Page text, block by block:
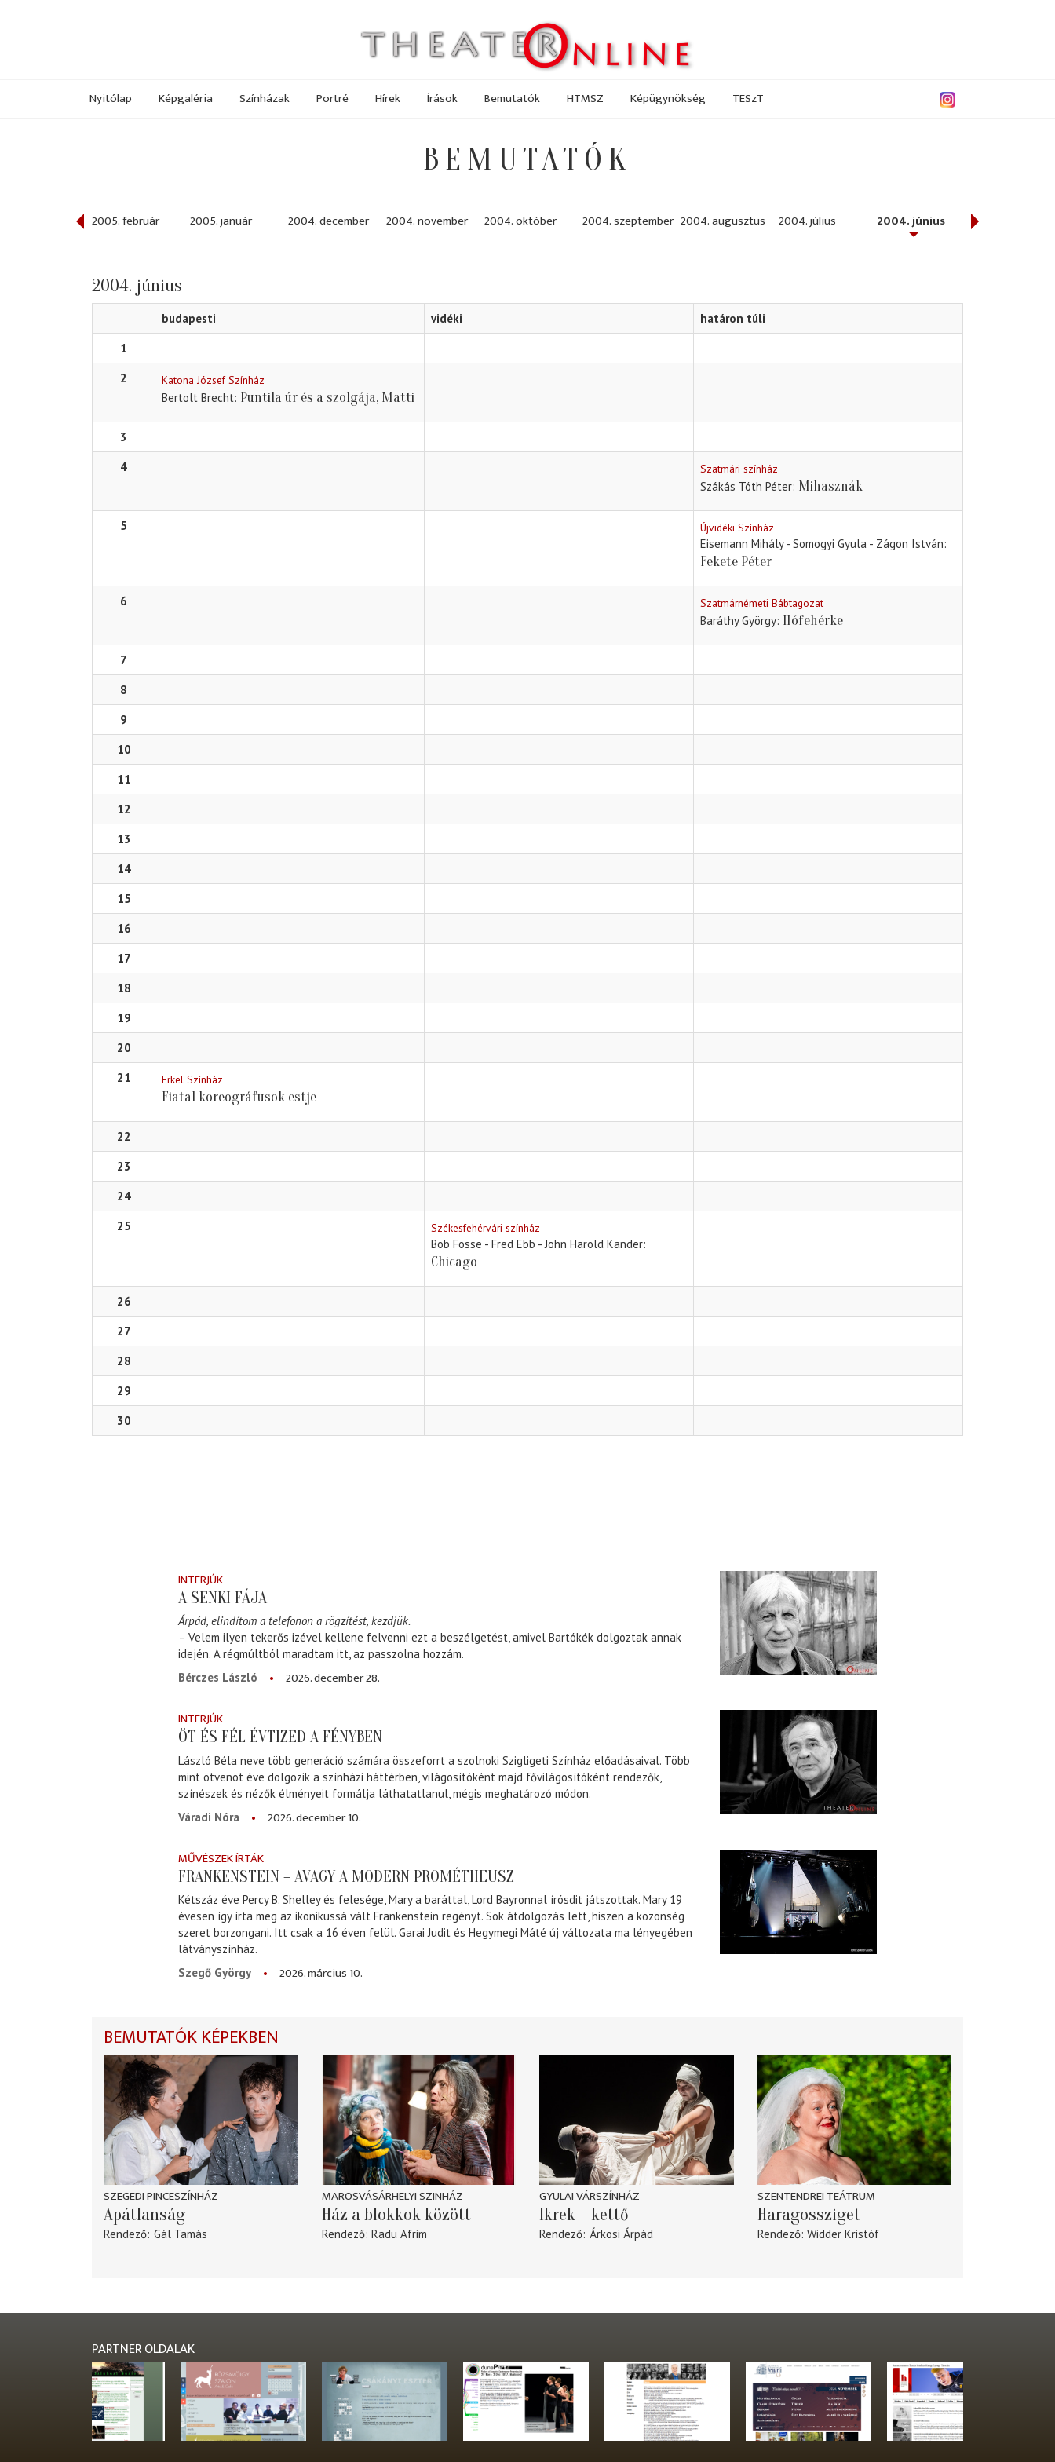
Nyitólap Képgaléria Színházak Portré Hírek Írások Bemutatók HTMSZ Képügynökség TESzT
BEMUTATÓK
2005. február 2005. január 2004. december 2004. november 2004. október 2004. szeptember 2004. augusztus 2004. július 2004. június 2004. május
2004. június
budapesti vidéki
határon túli
1
2
Katona József Színház
Bertolt Brecht Puntila úr és a szolgája, Matti
3
4
Szatmári színház
Szákás Tóth Péter Mihasznák
5 Újvidéki Színház
Eisemann Mihály - Somogyi Gyula - Zágon István
Fekete Péter
6 Szatmárnémeti Bábtagozat
Baráthy György Hófehérke
7
8
9
10
11
12
13
14
15
16
17
18
19
20
21
Erkel Színház
Fiatal koreográfusok estje
22
23
24
25
Székesfehérvári színház
Bob Fosse - Fred Ebb - John Harold Kander
Chicago
26
27
28
29
30
INTERJÚK
A SENKI FÁJA
Árpád, elindítom a telefonon a rögzítést, kezdjük.
– Velem ilyen tekerős izével kellene felvenni ezt a beszélgetést, amivel Bartókék dolgoztak annak
idején. A régmúltból maradtam itt, az passzolna hozzám.
Bérczes László
2026. december 28.
INTERJÚK
ÖT ÉS FÉL ÉVTIZED A FÉNYBEN
László Béla neve több generáció számára összeforrt a szolnoki Szigligeti Színház előadásaival. Több
mint ötvenöt éve dolgozik a színházi háttérben, világosítóként majd fővilágosítóként rendezők,
színészek és nézők élményeit formálja láthatatlanul, mégis meghatározó módon.
Váradi Nóra
2026. december 10.
MŰVÉSZEK ÍRTÁK
FRANKENSTEIN – AVAGY A MODERN PROMÉTHEUSZ
Kétszáz éve Percy B. Shelley és felesége, Mary a baráttal, Lord Bayronnal írósdit játszottak. Mary 19
évesen így írta meg az ikonikussá vált Frankenstein regényt. Sok átdolgozás lett, hiszen a közönség
szeret borzongani. Itt csak a 16 éven felül. Garai Judit és Hegymegi Máté új változata ma lényegében
látványszínház.
Szegő György
2026. március 10.
BEMUTATÓK KÉPEKBEN
SZEGEDI PINCESZÍNHÁZ
Apátlanság
Rendező Gál Tamás
MAROSVÁSÁRHELYI SZINHÁZ
Ház a blokkok között
Rendező Radu Afrim
GYULAI VÁRSZÍNHÁZ
Ikrek – kettő
Rendező Árkosi Árpád
SZENTENDREI TEÁTRUM
Haragossziget
Rendező Widder Kristóf
PARTNER OLDALAK